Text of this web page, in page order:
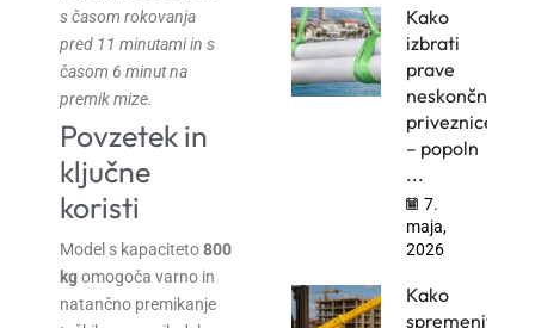
s časom rokovanja
pred 11 minutami in s
časom 6 minut na
premik mize.
Povzetek in
ključne
koristi
Model s kapaciteto800
kgomogoča varno in
natančno premikanje
Kako
izbrati
prave
neskončne
priveznice
– popoln
...
7.
maja,
2026
Kako
spremeniti